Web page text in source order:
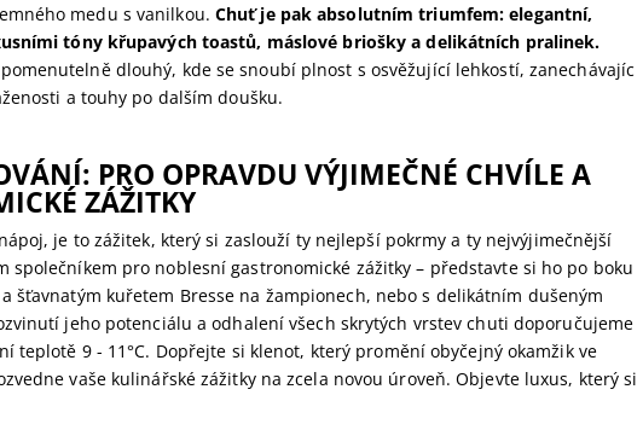
medu s vanilkou. Chuť je pak absolutním triumfem: elegantní,
tóny křupavých toastů, máslové briošky a delikátních pralinek.
dlouhý, kde se snoubí plnost s osvěžující lehkostí, zanechávajíc
a touhy po dalším doušku.
PRO OPRAVDU VÝJIMEČNÉ CHVÍLE A
ZÁŽITKY
je to zážitek, který si zaslouží ty nejlepší pokrmy a ty nejvýjimečnější
společníkem pro noblesní gastronomické zážitky – představte si ho po boku
šťavnatým kuřetem Bresse na žampionech, nebo s delikátním dušeným
jeho potenciálu a odhalení všech skrytých vrstev chuti doporučujeme
teplotě 9 - 11°C. Dopřejte si klenot, který promění obyčejný okamžik ve
vaše kulinářské zážitky na zcela novou úroveň. Objevte luxus, který si